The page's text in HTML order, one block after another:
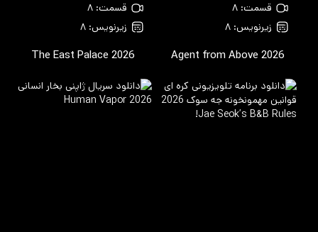
قسمت: ۸
زیرنویس: ۸
Agent from Above 2026
قسمت: ۸
زیرنویس: ۸
The East Palace 2026